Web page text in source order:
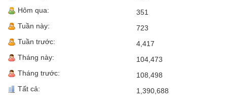
Hôm qua:
351
Tuần này:
723
Tuần trước:
4,417
Tháng này:
104,473
Tháng trước:
108,498
Tất cả:
1,390,688